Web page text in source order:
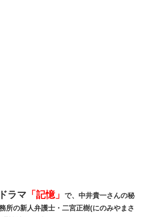
ラマ 「記憶」
で、中井貴一さんの秘
所の新人弁護士・二宮正樹(にのみやまさ